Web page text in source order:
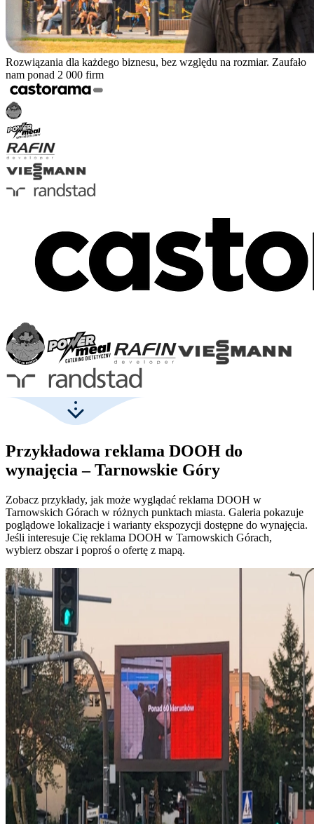
Rozwiązania dla każdego biznesu, bez względu na rozmiar. Zaufało
nam ponad 2 000 firm
Przykładowa reklama DOOH do
wynajęcia – Tarnowskie Góry
Zobacz przykłady, jak może wyglądać reklama DOOH w
Tarnowskich Górach w różnych punktach miasta. Galeria pokazuje
poglądowe lokalizacje i warianty ekspozycji dostępne do wynajęcia.
Jeśli interesuje Cię reklama DOOH w Tarnowskich Górach,
wybierz obszar i poproś o ofertę z mapą.